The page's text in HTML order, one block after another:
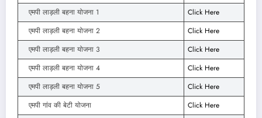
एमपी लाड़ली बहना योजना 1
Click Here
एमपी लाड़ली बहना योजना 2
Click Here
एमपी लाड़ली बहना योजना 3
Click Here
एमपी लाड़ली बहना योजना 4
Click Here
एमपी लाड़ली बहना योजना 5
Click Here
एमपी गांव की बेटी योजना
Click Here